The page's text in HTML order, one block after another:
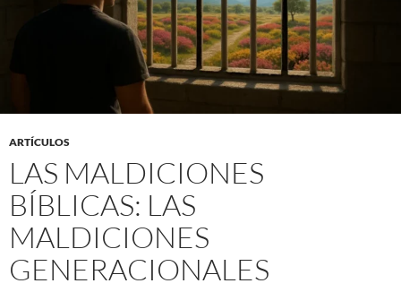
ARTÍCULOS
LAS MALDICIONES
BÍBLICAS: LAS
MALDICIONES
GENERACIONALES